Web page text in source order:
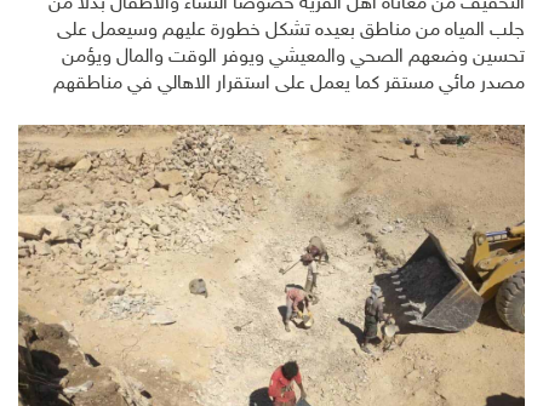
جلب المياه من مناطق بعيده تشكل خطورة عليهم وسيعمل على
تحسين وضعهم الصحي والمعيشي ويوفر الوقت والمال ويؤمن
مصدر مائي مستقر كما يعمل على استقرار الاهالي في مناطقهم